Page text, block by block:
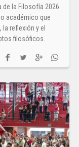
de la Filosofía 2026
académico que
reflexión y el
filosóficos.